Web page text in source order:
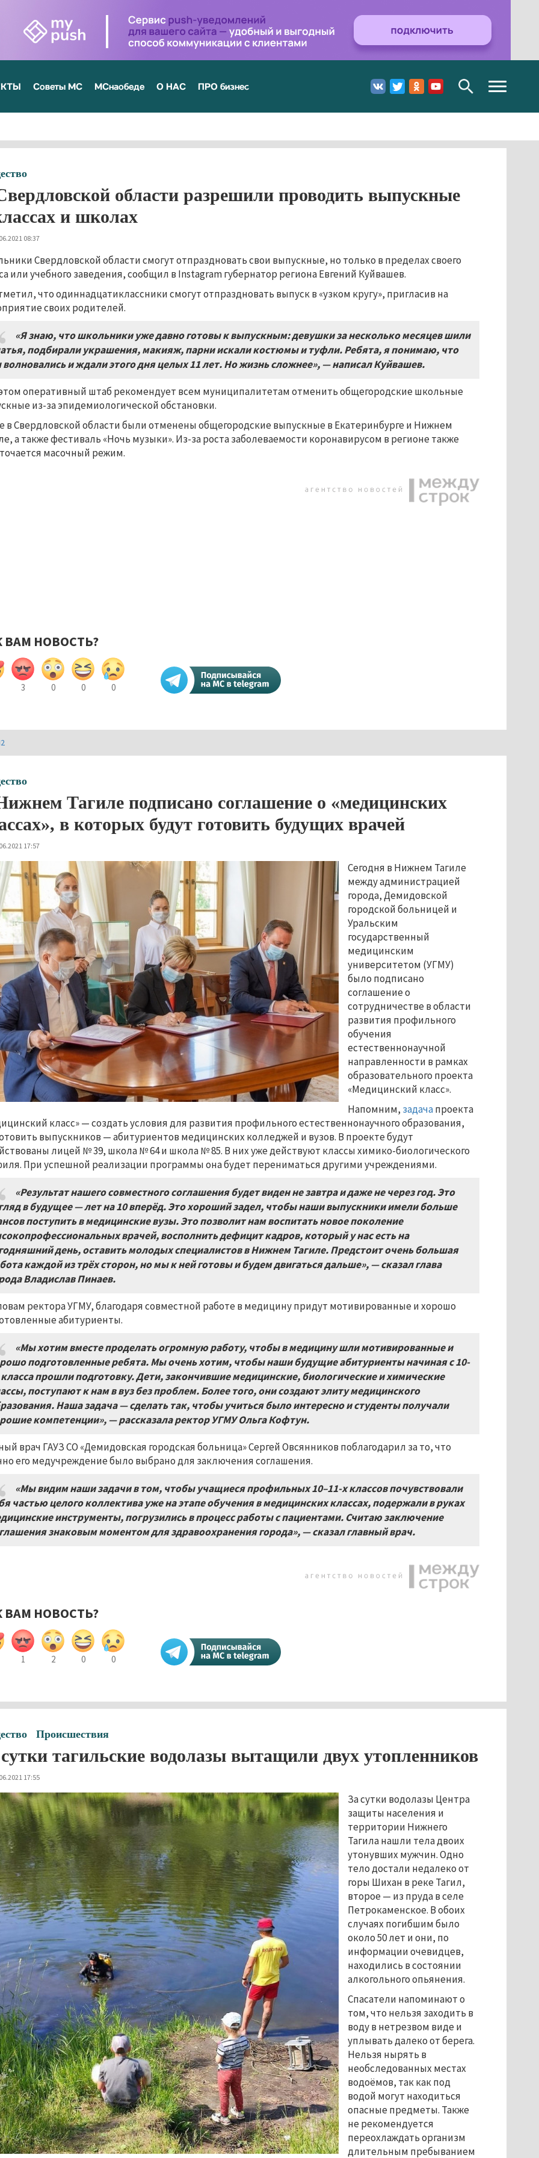
Советы МС МСнаобеде О НАС ПРО бизнес
Toggle
navigation
области разрешили проводить выпускные
и школах
08:37
Свердловской области смогут отпраздновать свои выпускные, но только в пределах своего
или учебного заведения, сообщил в Instagram губернатор региона Евгений Куйвашев.
что одиннадцатиклассники смогут отпраздновать выпуск в «узком кругу», пригласив на
своих родителей.
«Я знаю, что школьники уже давно готовы к выпускным: девушки за несколько месяцев шили
подбирали украшения, макияж, парни искали костюмы и туфли. Ребята, я понимаю, что
волновались и ждали этого дня целых 11 лет. Но жизнь сложнее», — написал Куйвашев.
оперативный штаб рекомендует всем муниципалитетам отменить общегородские школьные
из-за эпидемиологической обстановки.
в Свердловской области были отменены общегородские выпускные в Екатеринбурге и Нижнем
а также фестиваль «Ночь музыки». Из-за роста заболеваемости коронавирусом в регионе также
масочный режим.
ВАМ НОВОСТЬ?
3 0 0 0
Тагиле подписано соглашение о «медицинских
в которых будут готовить будущих врачей
17:57
Сегодня в Нижнем Тагиле
между администрацией
города, Демидовской
городской больницей и
Уральским
государственный
медицинским
университетом (УГМУ)
было подписано
соглашение о
сотрудничестве в области
развития профильного
обучения
естественнонаучной
направленности в рамках
образовательного проекта
«Медицинский класс».
Напомним, задачапроекта
класс» — создать условия для развития профильного естественнонаучного образования,
выпускников — абитуриентов медицинских колледжей и вузов. В проекте будут
лицей № 39, школа № 64 и школа № 85. В них уже действуют классы химико-биологического
При успешной реализации программы она будет перениматься другими учреждениями.
«Результат нашего совместного соглашения будет виден не завтра и даже не через год. Это
в будущее — лет на 10 вперёд. Это хороший задел, чтобы наши выпускники имели больше
поступить в медицинские вузы. Это позволит нам воспитать новое поколение
врачей, восполнить дефицит кадров, который у нас есть на
день, оставить молодых специалистов в Нижнем Тагиле. Предстоит очень большая
каждой из трёх сторон, но мы к ней готовы и будем двигаться дальше», — сказал глава
Владислав Пинаев.
ректора УГМУ, благодаря совместной работе в медицину придут мотивированные и хорошо
абитуриенты.
«Мы хотим вместе проделать огромную работу, чтобы в медицину шли мотивированные и
подготовленные ребята. Мы очень хотим, чтобы наши будущие абитуриенты начиная с 10-
класса прошли подготовку. Дети, закончившие медицинские, биологические и химические
поступают к нам в вуз без проблем. Более того, они создают элиту медицинского
Наша задача — сделать так, чтобы учиться было интересно и студенты получали
компетенции», — рассказала ректор УГМУ Ольга Кофтун.
врач ГАУЗ СО «Демидовская городская больница» Сергей Овсянников поблагодарил за то, что
его медучреждение было выбрано для заключения соглашения.
«Мы видим наши задачи в том, чтобы учащиеся профильных 10–11-х классов почувствовали
частью целого коллектива уже на этапе обучения в медицинских классах, подержали в руках
инструменты, погрузились в процесс работы с пациентами. Считаю заключение
знаковым моментом для здравоохранения города», — сказал главный врач.
ВАМ НОВОСТЬ?
1 2 0 0
Происшествия
тагильские водолазы вытащили двух утопленников
17:55
За сутки водолазы Центра
защиты населения и
территории Нижнего
Тагила нашли тела двоих
утонувших мужчин. Одно
тело достали недалеко от
горы Шихан в реке Тагил,
второе — из пруда в селе
Петрокаменское. В обоих
случаях погибшим было
около 50 лет и они, по
информации очевидцев,
находились в состоянии
алкогольного опьянения.
Спасатели напоминают о
том, что нельзя заходить в
воду в нетрезвом виде и
уплывать далеко от берега.
Нельзя нырять в
необследованных местах
водоёмов, так как под
водой могут находиться
опасные предметы. Также
не рекомендуется
переохлаждать организм
длительным пребыванием